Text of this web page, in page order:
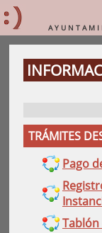
TRÁMITES
Pago